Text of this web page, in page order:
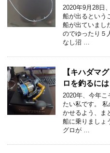
2020年9月28日
船が出るという
船が出ていまし
のでゆったり５
なし沼 …
【キハダマ
ロを釣るには
2020年、今年こ
たい私です。
かせるよう、ま
船に乗りましょ
グロが …